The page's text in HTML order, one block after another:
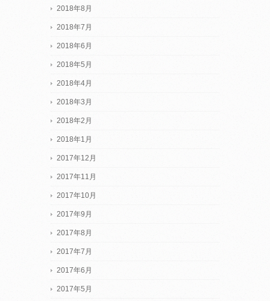
2018年8月
2018年7月
2018年6月
2018年5月
2018年4月
2018年3月
2018年2月
2018年1月
2017年12月
2017年11月
2017年10月
2017年9月
2017年8月
2017年7月
2017年6月
2017年5月